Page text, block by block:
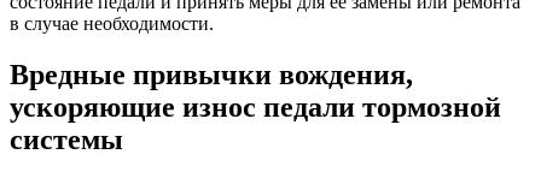
в случае необходимости.
Вредные привычки вождения,
ускоряющие износ педали тормозной
системы